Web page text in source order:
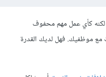
كأي عمل مهم محفوف
مع موظفيك. فهل لديك القدرة